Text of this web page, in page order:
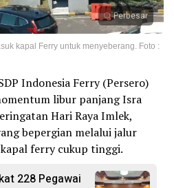
Perbesar
kapal Ferry untuk menyeberang. Foto :
Indonesia Ferry (Persero)
libur panjang Isra
Hari Raya Imlek,
bepergian melalui jalur
ferry cukup tinggi.
228 Pegawai